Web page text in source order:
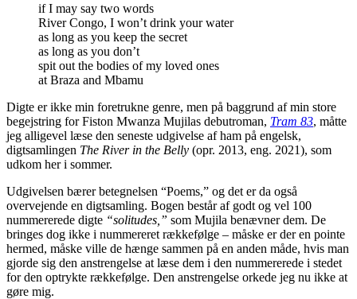
if I may say two words
River Congo, I won’t drink your water
as long as you keep the secret
as long as you don’t
spit out the bodies of my loved ones
at Braza and Mbamu
Digte er ikke min foretrukne genre, men på baggrund af min store
begejstring for Fiston Mwanza Mujilas debutroman, Tram 83, måtte
jeg alligevel læse den seneste udgivelse af ham på engelsk,
digtsamlingen The River in the Belly (opr. 2013, eng. 2021), som
udkom her i sommer.
Udgivelsen bærer betegnelsen “Poems,” og det er da også
overvejende en digtsamling. Bogen består af godt og vel 100
nummererede digte “solitudes,” som Mujila benævner dem. De
bringes dog ikke i nummereret rækkefølge – måske er der en pointe
hermed, måske ville de hænge sammen på en anden måde, hvis man
gjorde sig den anstrengelse at læse dem i den nummererede i stedet
for den optrykte rækkefølge. Den anstrengelse orkede jeg nu ikke at
gøre mig.